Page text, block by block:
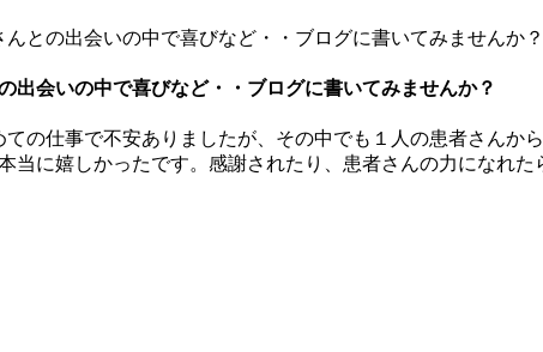
との出会いの中で喜びなど・・ブログに書いてみませんか？
出会いの中で喜びなど・・ブログに書いてみませんか？
の仕事で不安ありましたが、その中でも１人の患者さんか
当に嬉しかったです。感謝されたり、患者さんの力になれ